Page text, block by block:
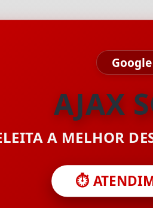
Google
AJAX
A MELHOR
⏱️